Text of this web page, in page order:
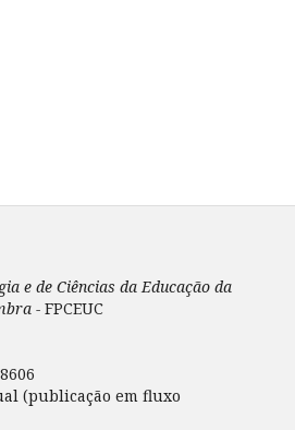
e de Ciências da Educação da
- FPCEUC
(publicação em fluxo